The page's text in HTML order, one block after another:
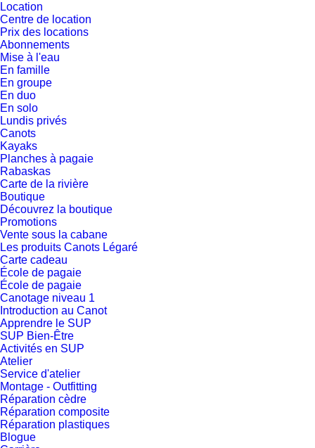
Location
Centre de location
Prix des locations
Abonnements
Mise à l'eau
En famille
En groupe
En duo
En solo
Lundis privés
Canots
Kayaks
Planches à pagaie
Rabaskas
Carte de la rivière
Boutique
Découvrez la boutique
Promotions
Vente sous la cabane
Les produits Canots Légaré
Carte cadeau
École de pagaie
École de pagaie
Canotage niveau 1
Introduction au Canot
Apprendre le SUP
SUP Bien-Être
Activités en SUP
Atelier
Service d'atelier
Montage - Outfitting
Réparation cèdre
Réparation composite
Réparation plastiques
Blogue